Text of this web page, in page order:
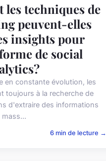
les techniques de
peuvent-elles
insights pour
de social
en constante évolution, les
toujours à la recherche de
d'extraire des informations
6 min de lecture →